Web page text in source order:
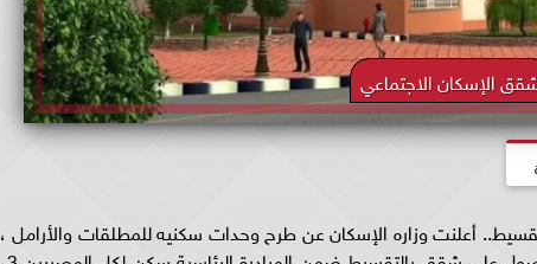
الإسكان الاجتماعي
أعلنت وزاره الإسكان عن طرح وحدات سكنيه للمطلقات والأرامل ،